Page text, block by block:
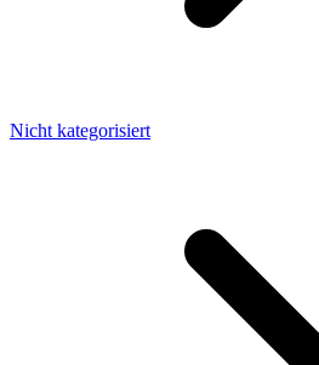
Nicht kategorisiert